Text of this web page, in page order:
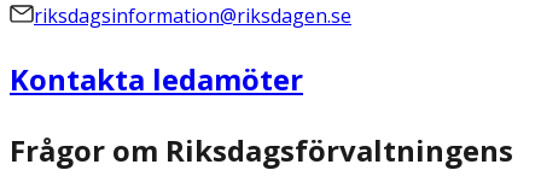
riksdagsinformation@riksdagen.se
Kontakta ledamöter
Frågor om Riksdagsförvaltningens